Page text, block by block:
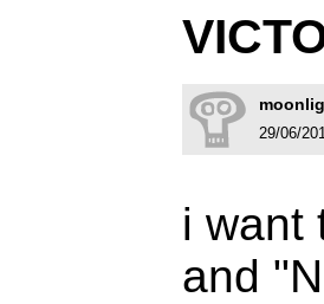
29/06/
i want
and